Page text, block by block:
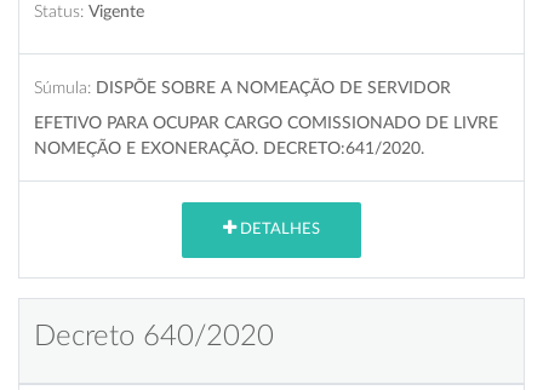
Status: Vigente
Súmula: DISPÕE SOBRE A NOMEAÇÃO DE SERVIDOR
EFETIVO PARA OCUPAR CARGO COMISSIONADO DE LIVRE
NOMEÇÃO E EXONERAÇÃO. DECRETO:641/2020.
DETALHES
Decreto 640/2020